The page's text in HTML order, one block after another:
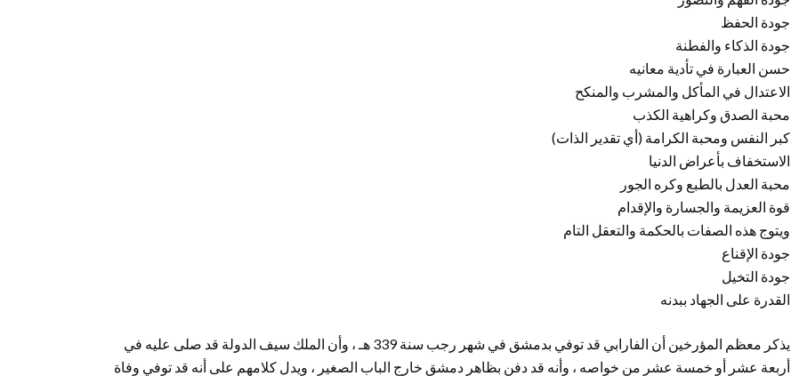
جودة الحفظ
جودة الذكاء والفطنة
حسن العبارة في تأدية معانيه
الاعتدال في المأكل والمشرب والمنكح
محبة الصدق وكراهية الكذب
كبر النفس ومحبة الكرامة (أي تقدير الذات)
الاستخفاف بأعراض الدنيا
محبة العدل بالطبع وكره الجور
قوة العزيمة والجسارة والإقدام
ويتوج هذه الصفات بالحكمة والتعقل التام
جودة الإقناع
جودة التخيل
القدرة على الجهاد ببدنه
يذكر معظم المؤرخين أن الفارابي قد توفي بدمشق في شهر رجب سنة 339 هـ ، وأن الملك سيف الدولة قد صلى عليه في
أربعة عشر أو خمسة عشر من خواصه ، وأنه قد دفن بظاهر دمشق خارج الباب الصغير ، ويدل كلامهم على أنه قد توفي وفاة